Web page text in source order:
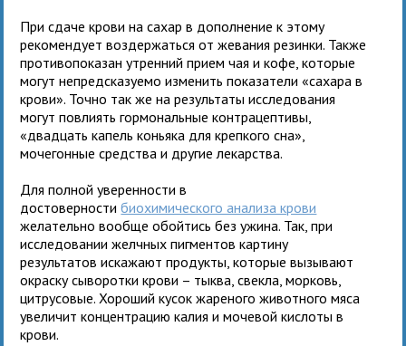
При сдаче крови на сахар в дополнение к этому
рекомендует воздержаться от жевания резинки. Также
противопоказан утренний прием чая и кофе, которые
могут непредсказуемо изменить показатели «сахара в
крови». Точно так же на результаты исследования
могут повлиять гормональные контрацептивы,
«двадцать капель коньяка для крепкого сна»,
мочегонные средства и другие лекарства.
Для полной уверенности в
достоверностибиохимического анализа крови
желательно вообще обойтись без ужина. Так, при
исследовании желчных пигментов картину
результатов искажают продукты, которые вызывают
окраску сыворотки крови – тыква, свекла, морковь,
цитрусовые. Хороший кусок жареного животного мяса
увеличит концентрацию калия и мочевой кислоты в
крови.